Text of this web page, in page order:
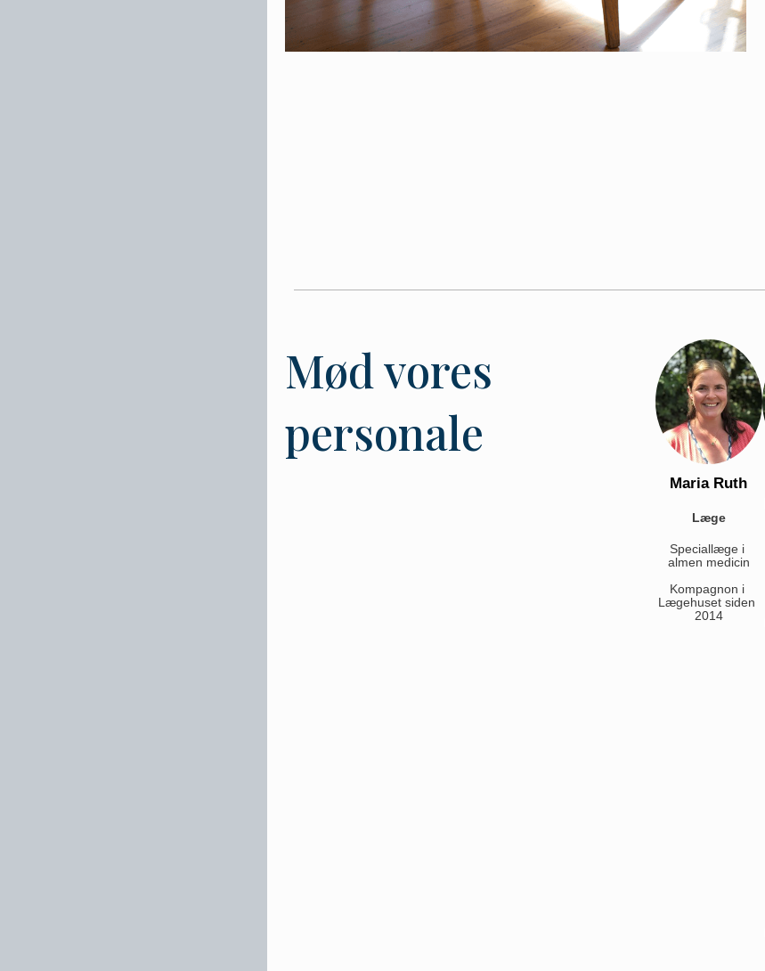
Mød vores
personale
Maria Ruth
Læge
Speciallæge i
almen medicin
Kompagnon i
Lægehuset siden
2014